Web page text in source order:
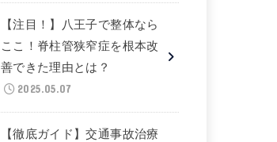
【注目！】八王子で整体なら
ここ！脊柱管狭窄症を根本改
善できた理由とは？
2025.05.07
【徹底ガイド】交通事故治療